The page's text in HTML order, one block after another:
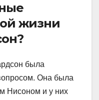
жизни
была
Она была
Нисоном и у них